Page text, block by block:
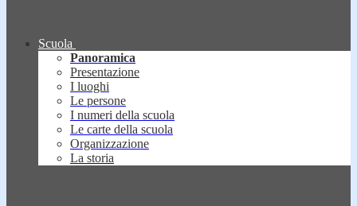
Scuola
Panoramica
Presentazione
I luoghi
Le persone
I numeri della scuola
Le carte della scuola
Organizzazione
La storia